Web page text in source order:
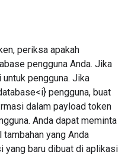
periksa apakah
pengguna Anda. Jika
pengguna. Jika
pengguna, buat
dalam payload token
Anda dapat meminta
yang Anda
yang baru dibuat di aplikasi